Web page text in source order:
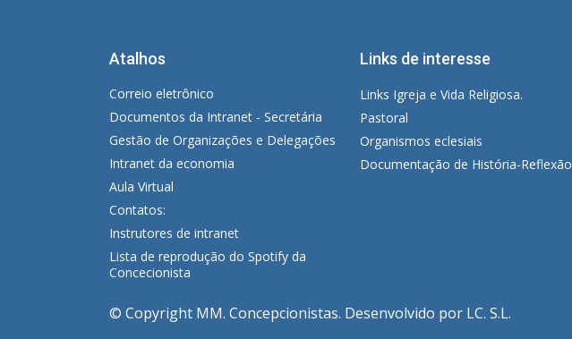
Atalhos
Correio eletrônico
Documentos da Intranet - Secretária
Gestão de Organizações e Delegações
Intranet da economia
Aula Virtual
Contatos:
Instrutores de intranet
Lista de reprodução do Spotify da
Concecionista
Links de interesse
Links Igreja e Vida Religiosa.
Pastoral
Organismos eclesiais
Documentação de História-Reflexão
© Copyright MM. Concepcionistas. Desenvolvido por LC. S.L.